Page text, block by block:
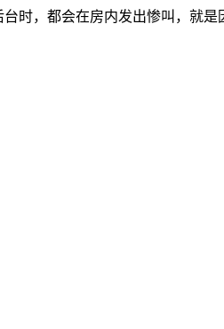
时，都会在房内发出惨叫，就是